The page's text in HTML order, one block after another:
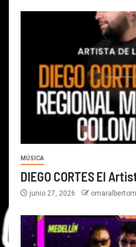
MÚSICA
DIEGO CORTES El
junio 27, 2026